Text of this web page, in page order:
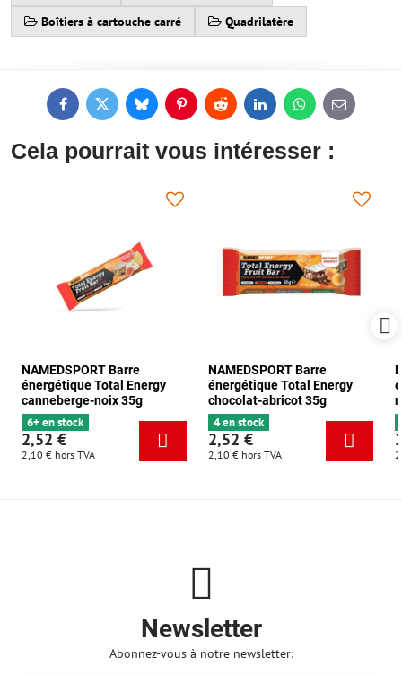
Boîtiers à cartouche carré
Quadrilatère
FacebookTwitterBlueskyPinterestReddit LinkedInWhatsApp
E-
mail
Cela pourrait vous intéresser :
NAMEDSPORT Barre
énergétique Total Energy
canneberge-noix 35g
6+ en stock
2,52 €
2,10 € hors TVA
NAMEDSPORT Barre
énergétique Total Energy
chocolat-abricot 35g
4 en stock
2,52 €
2,10 € hors TVA
Newsletter
Abonnez-vous à notre newsletter: